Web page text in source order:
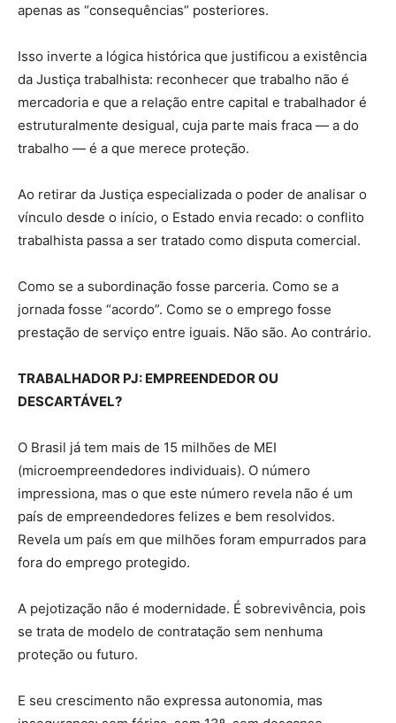
apenas as “consequências” posteriores.
Isso inverte a lógica histórica que justificou a existência
da Justiça trabalhista: reconhecer que trabalho não é
mercadoria e que a relação entre capital e trabalhador é
estruturalmente desigual, cuja parte mais fraca — a do
trabalho — é a que merece proteção.
Ao retirar da Justiça especializada o poder de analisar o
vínculo desde o início, o Estado envia recado: o conflito
trabalhista passa a ser tratado como disputa comercial.
Como se a subordinação fosse parceria. Como se a
jornada fosse “acordo”. Como se o emprego fosse
prestação de serviço entre iguais. Não são. Ao contrário.
TRABALHADOR PJ: EMPREENDEDOR OU
DESCARTÁVEL?
O Brasil já tem mais de 15 milhões de MEI
(microempreendedores individuais). O número
impressiona, mas o que este número revela não é um
país de empreendedores felizes e bem resolvidos.
Revela um país em que milhões foram empurrados para
fora do emprego protegido.
A pejotização não é modernidade. É sobrevivência, pois
se trata de modelo de contratação sem nenhuma
proteção ou futuro.
E seu crescimento não expressa autonomia, mas